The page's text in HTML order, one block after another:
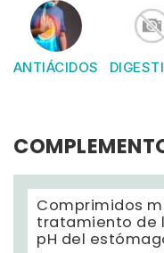
ANTIÁCIDOS
Comprimidos
tratamiento de
pH del